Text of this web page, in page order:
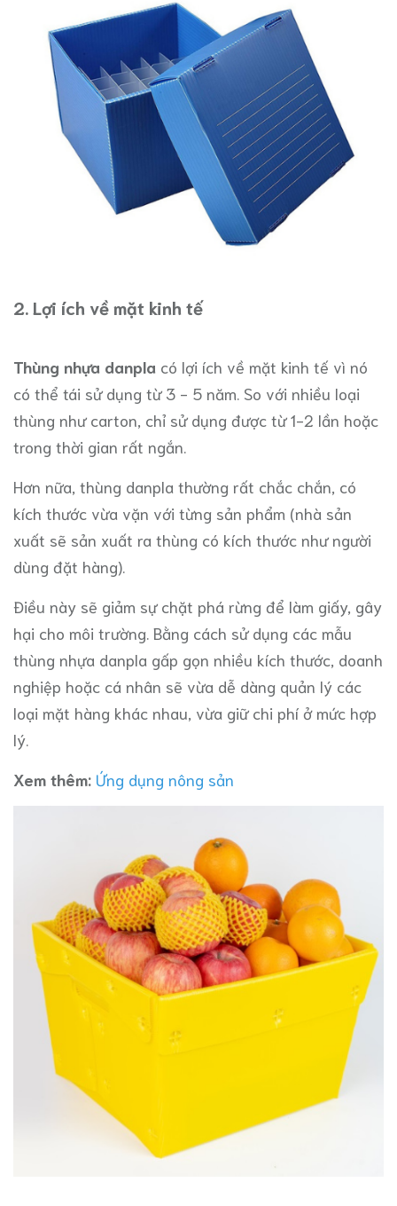
2. Lợi ích về mặt kinh tế
Thùng nhựa danpla có lợi ích về mặt kinh tế vì nó
có thể tái sử dụng từ 3 - 5 năm. So với nhiều loại
thùng như carton, chỉ sử dụng được từ 1-2 lần hoặc
trong thời gian rất ngắn.
Hơn nữa, thùng danpla thường rất chắc chắn, có
kích thước vừa vặn với từng sản phẩm (nhà sản
xuất sẽ sản xuất ra thùng có kích thước như người
dùng đặt hàng).
Điều này sẽ giảm sự chặt phá rừng để làm giấy, gây
hại cho môi trường. Bằng cách sử dụng các mẫu
thùng nhựa danpla gấp gọn nhiều kích thước, doanh
nghiệp hoặc cá nhân sẽ vừa dễ dàng quản lý các
loại mặt hàng khác nhau, vừa giữ chi phí ở mức hợp
lý.
Xem thêm: Ứng dụng nông sản